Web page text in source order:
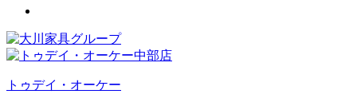
トゥデイ・オーケー